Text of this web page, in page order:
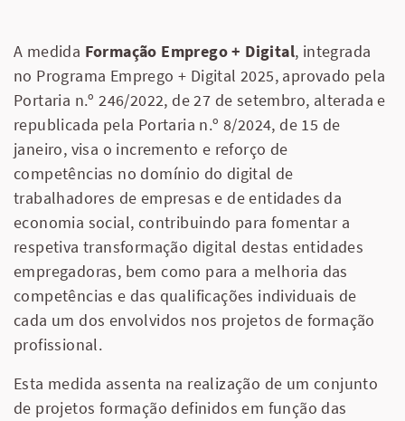
A medida Formação Emprego + Digital, integrada
no Programa Emprego + Digital 2025, aprovado pela
Portaria n.º 246/2022, de 27 de setembro, alterada e
republicada pela Portaria n.º 8/2024, de 15 de
janeiro, visa o incremento e reforço de
competências no domínio do digital de
trabalhadores de empresas e de entidades da
economia social, contribuindo para fomentar a
respetiva transformação digital destas entidades
empregadoras, bem como para a melhoria das
competências e das qualificações individuais de
cada um dos envolvidos nos projetos de formação
profissional.
Esta medida assenta na realização de um conjunto
de projetos formação definidos em função das